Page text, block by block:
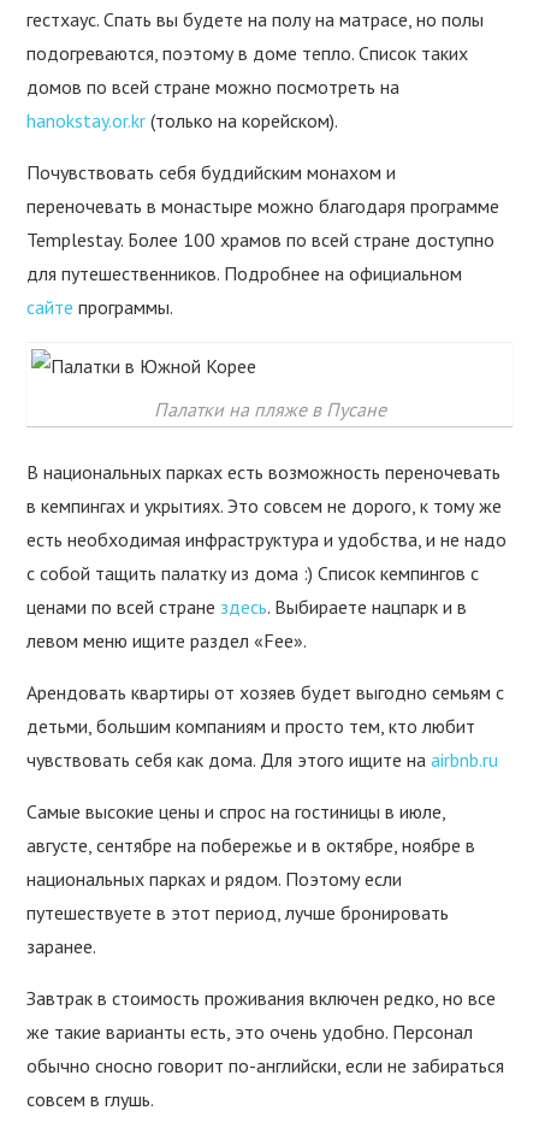
гестхаус. Спать вы будете на полу на матрасе, но полы
подогреваются, поэтому в доме тепло. Список таких
домов по всей стране можно посмотреть на
hanokstay.or.kr (только на корейском).
Почувствовать себя буддийским монахом и
переночевать в монастыре можно благодаря программе
Templestay. Более 100 храмов по всей стране доступно
для путешественников. Подробнее на официальном
сайте программы.
Палатки на пляже в Пусане
В национальных парках есть возможность переночевать
в кемпингах и укрытиях. Это совсем не дорого, к тому же
есть необходимая инфраструктура и удобства, и не надо
с собой тащить палатку из дома :) Список кемпингов с
ценами по всей стране здесь. Выбираете нацпарк и в
левом меню ищите раздел «Fee».
Арендовать квартиры от хозяев будет выгодно семьям с
детьми, большим компаниям и просто тем, кто любит
чувствовать себя как дома. Для этого ищите наairbnb.ru
Самые высокие цены и спрос на гостиницы в июле,
августе, сентябре на побережье и в октябре, ноябре в
национальных парках и рядом. Поэтому если
путешествуете в этот период, лучше бронировать
заранее.
Завтрак в стоимость проживания включен редко, но все
же такие варианты есть, это очень удобно. Персонал
обычно сносно говорит по-английски, если не забираться
совсем в глушь.